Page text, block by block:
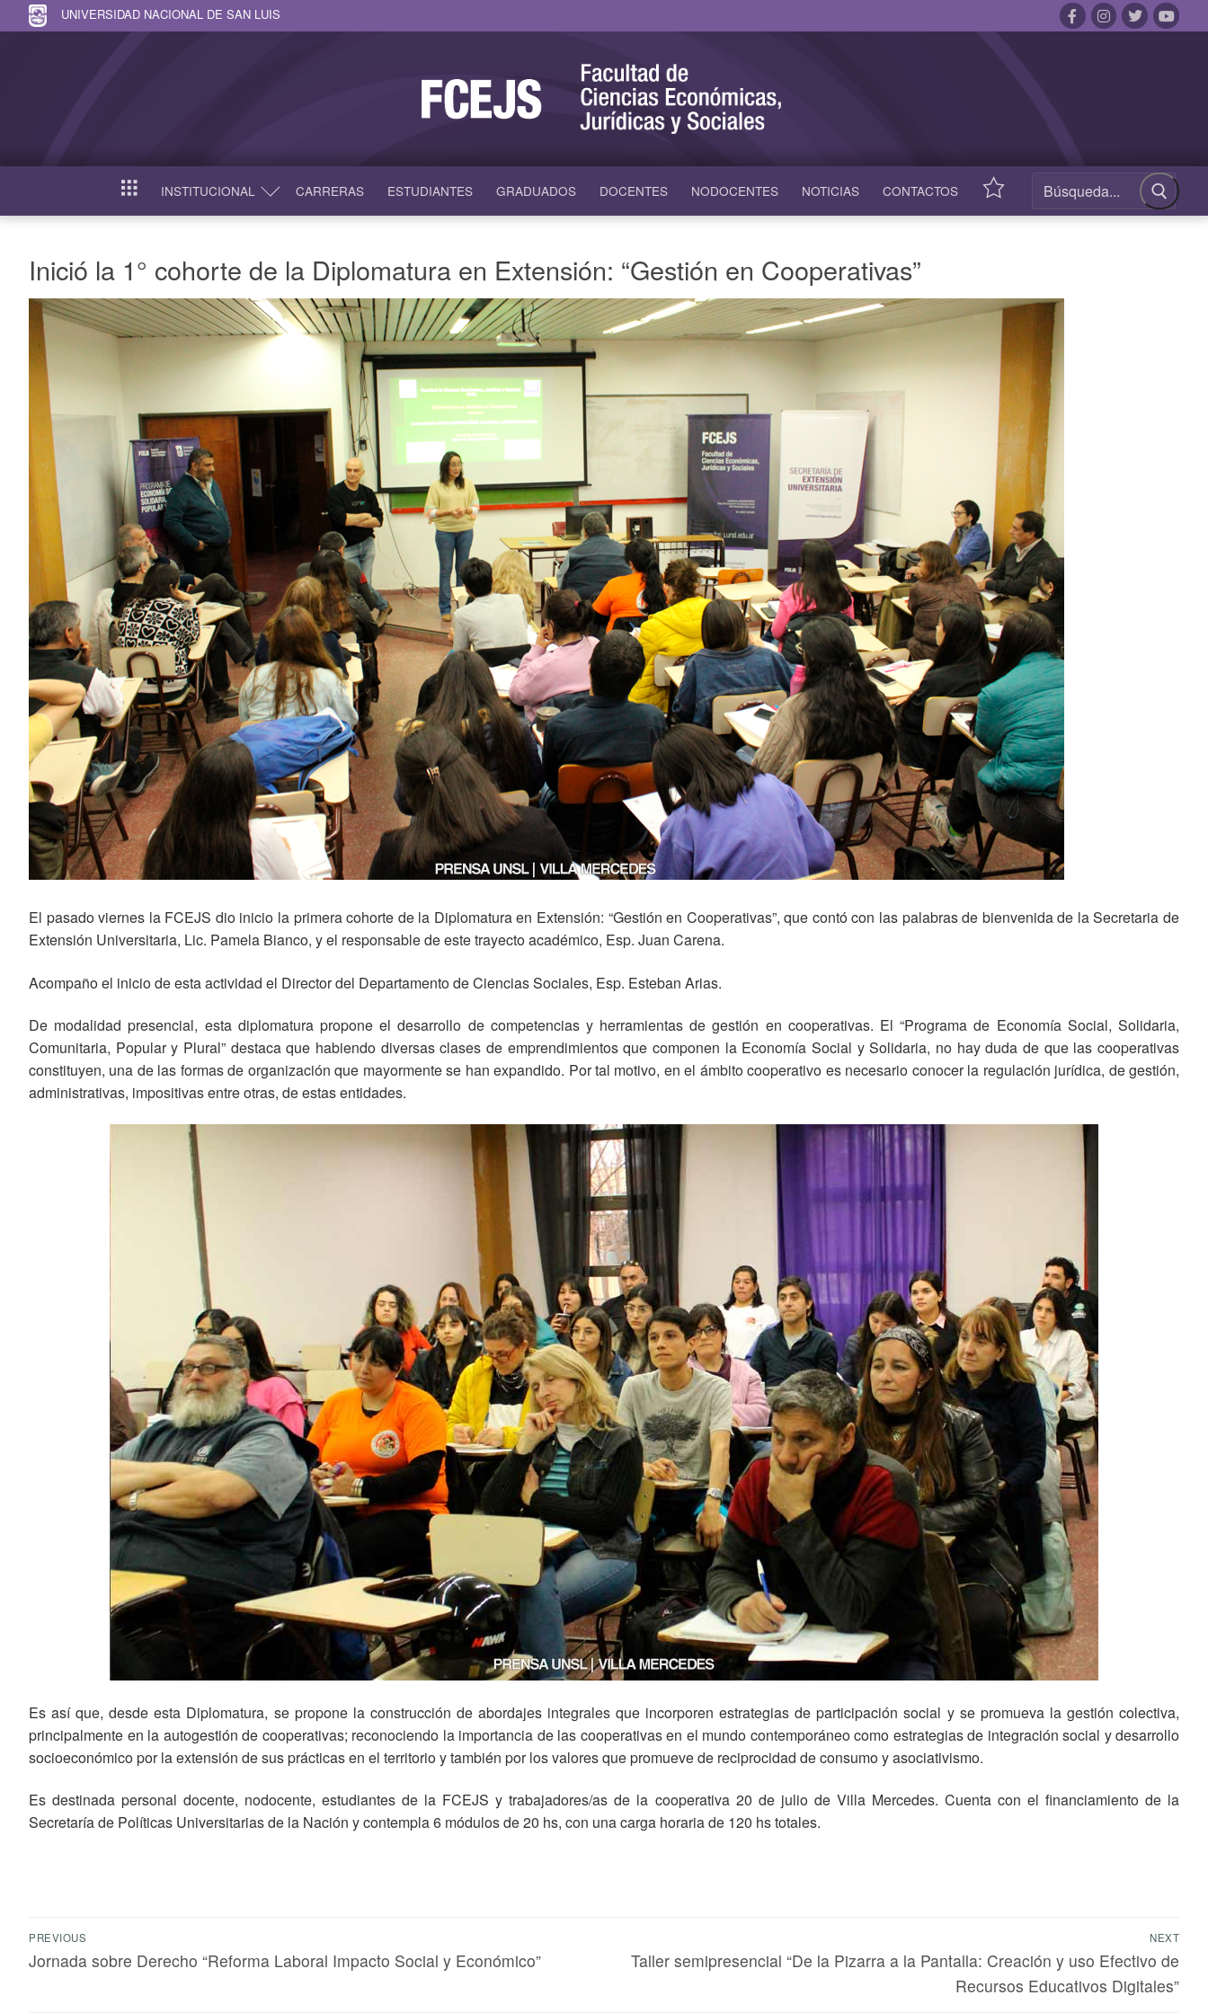
UNIVERSIDAD NACIONAL DE SAN LUIS
INICIO INSTITUCIONAL CARRERAS ESTUDIANTES GRADUADOS DOCENTES NODOCENTES NOTICIAS CONTACTOS ACCESOS
Inició la 1° cohorte de la Diplomatura en Extensión: “Gestión en Cooperativas”
El pasado viernes la FCEJS dio inicio la primera cohorte de la Diplomatura en Extensión: “Gestión en Cooperativas”, que contó con las palabras de bienvenida de la Secretaria de
Extensión Universitaria, Lic. Pamela Bianco, y el responsable de este trayecto académico, Esp. Juan Carena.
Acompaño el inicio de esta actividad el Director del Departamento de Ciencias Sociales, Esp. Esteban Arias.
De modalidad presencial, esta diplomatura propone el desarrollo de competencias y herramientas de gestión en cooperativas. El “Programa de Economía Social, Solidaria,
Comunitaria, Popular y Plural” destaca que habiendo diversas clases de emprendimientos que componen la Economía Social y Solidaria, no hay duda de que las cooperativas
constituyen, una de las formas de organización que mayormente se han expandido. Por tal motivo, en el ámbito cooperativo es necesario conocer la regulación jurídica, de gestión,
administrativas, impositivas entre otras, de estas entidades.
Es así que, desde esta Diplomatura, se propone la construcción de abordajes integrales que incorporen estrategias de participación social y se promueva la gestión colectiva,
principalmente en la autogestión de cooperativas; reconociendo la importancia de las cooperativas en el mundo contemporáneo como estrategias de integración social y desarrollo
socioeconómico por la extensión de sus prácticas en el territorio y también por los valores que promueve de reciprocidad de consumo y asociativismo.
Es destinada personal docente, nodocente, estudiantes de la FCEJS y trabajadores/as de la cooperativa 20 de julio de Villa Mercedes. Cuenta con el financiamiento de la
Secretaría de Políticas Universitarias de la Nación y contempla 6 módulos de 20 hs, con una carga horaria de 120 hs totales.
PREVIOUS
Jornada sobre Derecho “Reforma Laboral Impacto Social y Económico”
NEXT
Taller semipresencial “De la Pizarra a la Pantalla: Creación y uso Efectivo de
Recursos Educativos Digitales”